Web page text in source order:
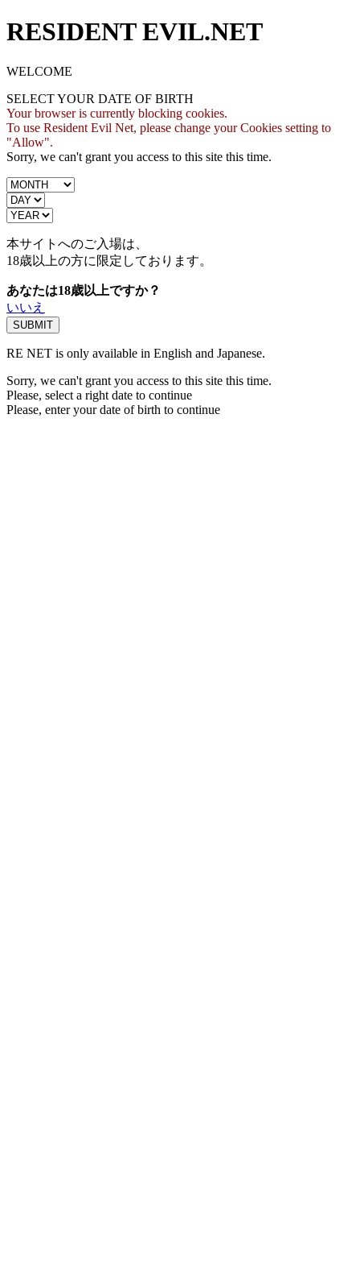
RESIDENT EVIL.NET
WELCOME
SELECT YOUR DATE OF BIRTH
Your browser is currently blocking cookies.
To use Resident Evil Net, please change your Cookies setting to
"Allow".
Sorry, we can't grant you access to this site this time.
本サイトへのご入場は、
18歳以上の方に限定しております。
あなたは18歳以上ですか？
いいえ
RE NET is only available in English and Japanese.
Sorry, we can't grant you access to this site this time.
Please, select a right date to continue
Please, enter your date of birth to continue